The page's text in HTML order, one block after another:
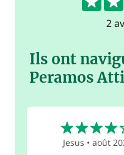
2
Ils ont
Peramos
Jesus •août